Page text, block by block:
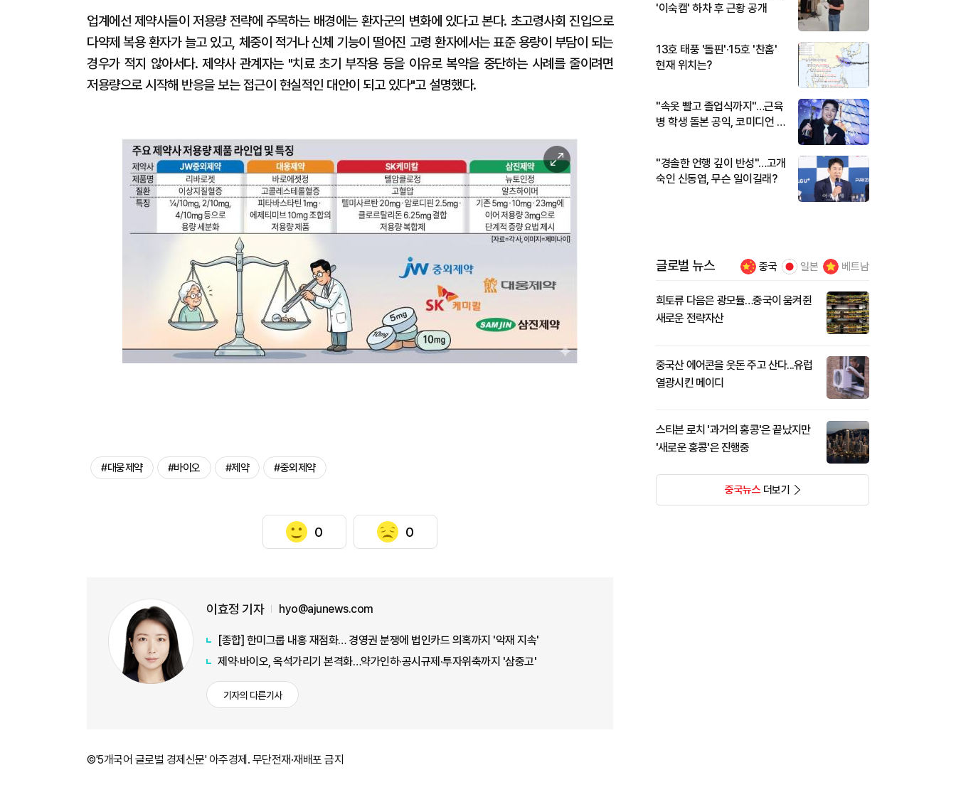
업계에선 제약사들이 저용량 전략에 주목하는 배경에는 환자군의 변화에 있다고 본다. 초고령사회 진입으로
다약제 복용 환자가 늘고 있고, 체중이 적거나 신체 기능이 떨어진 고령 환자에서는 표준 용량이 부담이 되는
경우가 적지 않아서다. 제약사 관계자는 "치료 초기 부작용 등을 이유로 복약을 중단하는 사례를 줄이려면
저용량으로 시작해 반응을 보는 접근이 현실적인 대안이 되고 있다"고 설명했다.
이
미
지
확
대
#대웅제약 #바이오 #제약 #중외제약
0 0
이효정 기자 hyo@ajunews.com
[종합] 한미그룹 내홍 재점화… 경영권 분쟁에 법인카드 의혹까지 '악재 지속'
제약·바이오, 옥석가리기 본격화…약가인하·공시규제·투자위축까지 '삼중고'
기자의 다른기사
©'5개국어 글로벌 경제신문' 아주경제. 무단전재·재배포 금지
'이숙캠' 하차 후 근황 공개
13호 태풍 '돌핀'·15호 '찬홈'
현재 위치는?
"속옷 빨고 졸업식까지"…근육
병 학생 돌본 공익, 코미디언 김
"경솔한 언행 깊이 반성"…고개
숙인 신동엽, 무슨 일이길래?
글로벌 뉴스 중국 일본 베트남
희토류 다음은 광모듈…중국이 움켜쥔
새로운 전략자산
중국산 에어콘을 웃돈 주고 산다...유럽
열광시킨 메이디
스티븐 로치 '과거의 홍콩'은 끝났지만
'새로운 홍콩'은 진행중
중국뉴스더보기